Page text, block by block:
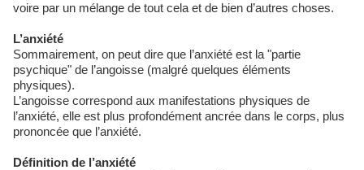
voire par un mélange de tout cela et de bien d’autres choses.
L’anxiété
Sommairement, on peut dire que l’anxiété est la "partie
psychique" de l’angoisse (malgré quelques éléments
physiques).
L’angoisse correspond aux manifestations physiques de
l’anxiété, elle est plus profondément ancrée dans le corps, plus
prononcée que l’anxiété.
Définition de l’anxiété